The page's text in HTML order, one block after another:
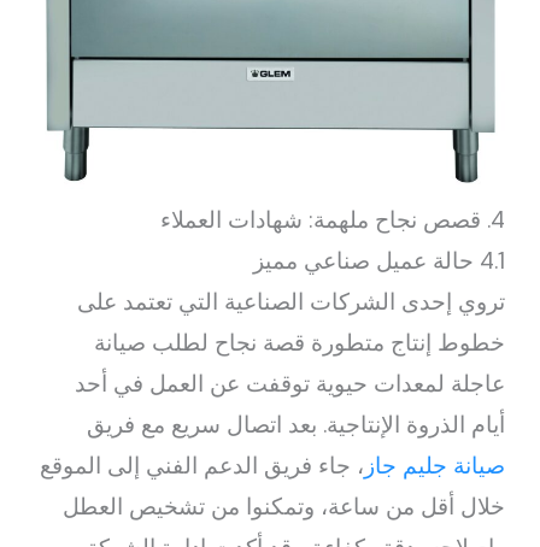
4. قصص نجاح ملهمة: شهادات العملاء
4.1 حالة عميل صناعي مميز
تروي إحدى الشركات الصناعية التي تعتمد على
خطوط إنتاج متطورة قصة نجاح لطلب صيانة
عاجلة لمعدات حيوية توقفت عن العمل في أحد
أيام الذروة الإنتاجية. بعد اتصال سريع مع فريق
صيانة جليم جاز ، جاء فريق الدعم الفني إلى الموقع
خلال أقل من ساعة، وتمكنوا من تشخيص العطل